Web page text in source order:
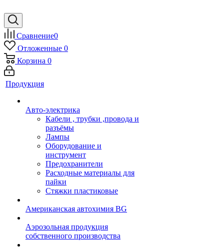
Сравнение0
Отложенные 0
Корзина 0
Продукция
Авто-электрика
Кабели , трубки ,провода и
разъёмы
Лампы
Оборудование и
инструмент
Предохранители
Расходные материалы для
пайки
Стяжки пластиковые
Американская автохимия BG
Аэрозольная продукция
собственного производства